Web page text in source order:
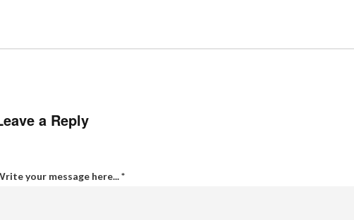
a Reply
your message here...*